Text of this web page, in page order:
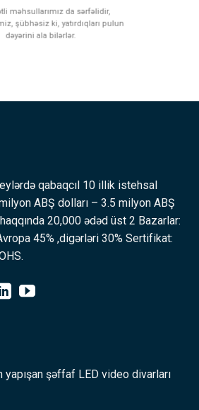
məhsullarımız da sərfəlidir,
şübhəsiz ki, yatırdıqları pulun
dəyərini ala bilərlər.
qabaqcıl 10 illik istehsal
ABŞ dolları – 3.5 milyon ABŞ
20,000 ədəd üst 2 Bazarlar:
45% ,digərləri 30% Sertifikat:
yapışan şəffaf LED video divarları